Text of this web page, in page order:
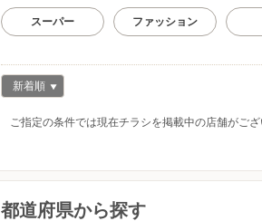
スーパー ファッション
新着順
ご指定の条件では現在チラシを掲載中の店舗がござ
都道府県から探す